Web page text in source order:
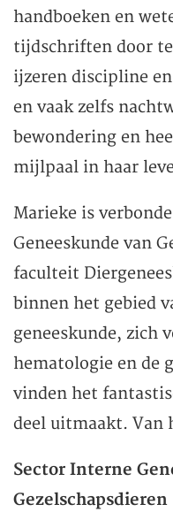
handboeken en
tijdschriften door
ijzeren discipline
en vaak zelfs
bewondering en
mijlpaal in haar
Marieke is
Geneeskunde van
faculteit
binnen het gebied
geneeskunde, zich
hematologie en de
vinden het
deel uitmaakt. Van
Sector Interne
Gezelschapsdieren